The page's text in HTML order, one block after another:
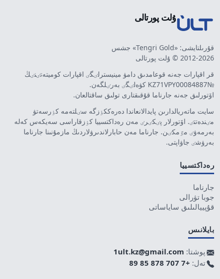
ۇلت پورتالى
قۇرىلتايشى: «Tengri Gold» جشس
2012-2026 © ۇلت پورتالى
قر اقپارات جەنە قوعامدىق دامۋ مينيسترلٸگٸ اقپارات كوميتەتٸنٸڭ
№KZ71VPY00084887 كۋەلٸگٸ بەرٸلگەن.
اۆتورلىق جەنە جارناما قۇقىقتارى تولىق ساقتالعان.
سايت ماتەريالدارىن پايدالانعاندا دەرەككٶزگە سٸلتەمە كٶرسەتۋ
مٸندەتتٸ. اۆتورلار پٸكٸرٸ مەن رەداكتسييا كٶزقاراسى سەيكەس كەلە
بەرمەۋٸ مٷمكٸن. جارناما مەن حابارلاندىرۋلاردىڭ مازمۇنىنا جارناما
بەرۋشٸ جاۋاپتى.
رەداكتسييا
جارناما
جوبا تۋرالى
قۇپييالىلىق ساياساتى
بايلانىس
پوشتا: 1ult.kz@gmail.com
تەل: +7 707 878 85 89